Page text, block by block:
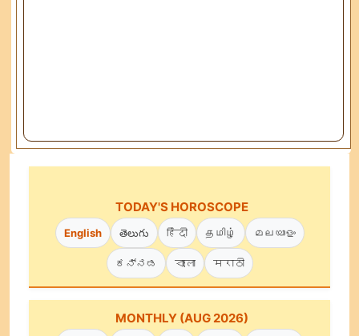
TODAY'S HOROSCOPE
English తెలుగు हिंदी தமிழ் മലയാളം
ಕನ್ನಡ বাংলা मराठी
MONTHLY (AUG 2026)